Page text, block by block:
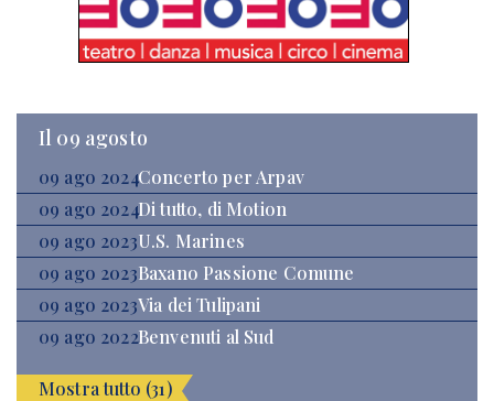
Il 09 agosto
09 ago 2024Concerto per Arpav
09 ago 2024Di tutto, di Motion
09 ago 2023U.S. Marines
09 ago 2023Baxano Passione Comune
09 ago 2023Via dei Tulipani
09 ago 2022Benvenuti al Sud
Mostra tutto (31)